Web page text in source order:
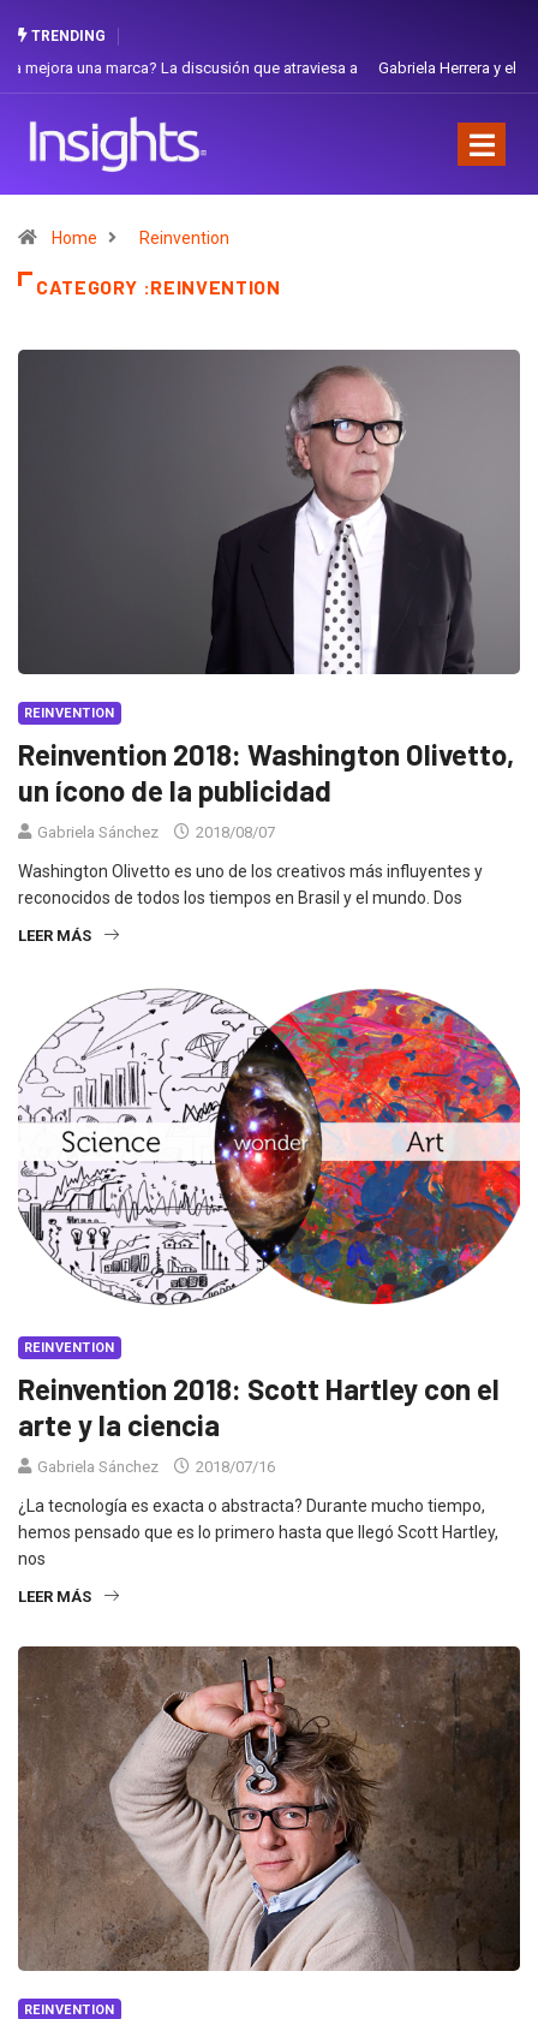
TRENDING
Gabriela Herrera y el arte de cambiarse el sombrero en Corporación
Home Reinvention
CATEGORY :REINVENTION
REINVENTION
Reinvention 2018: Washington Olivetto,
un ícono de la publicidad
Gabriela Sánchez 2018/08/07
Washington Olivetto es uno de los creativos más influyentes y
reconocidos de todos los tiempos en Brasil y el mundo. Dos
LEER MÁS
REINVENTION
Reinvention 2018: Scott Hartley con el
arte y la ciencia
Gabriela Sánchez 2018/07/16
¿La tecnología es exacta o abstracta? Durante mucho tiempo,
hemos pensado que es lo primero hasta que llegó Scott Hartley,
nos
LEER MÁS
REINVENTION